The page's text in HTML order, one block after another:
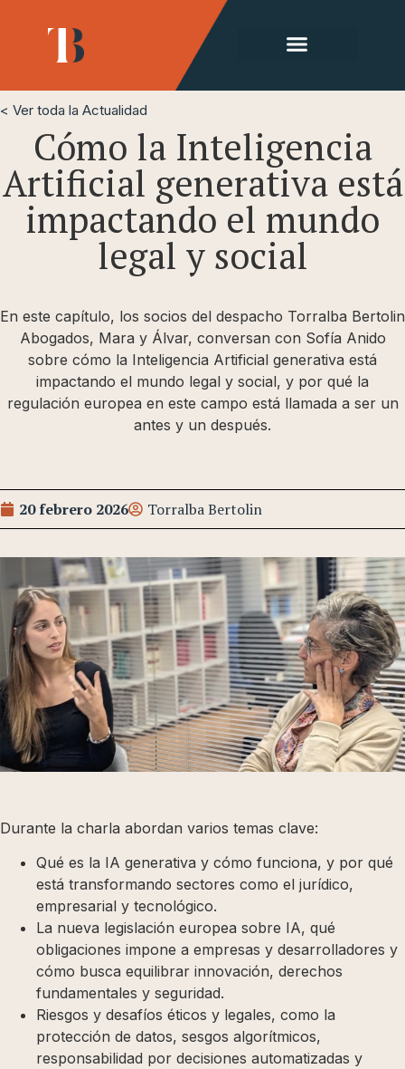
< Ver toda la Actualidad
Cómo la Inteligencia
Artificial generativa está
impactando el mundo
legal y social
En este capítulo, los socios del despacho Torralba Bertolin
Abogados, Mara y Álvar, conversan con Sofía Anido
sobre cómo la Inteligencia Artificial generativa está
impactando el mundo legal y social, y por qué la
regulación europea en este campo está llamada a ser un
antes y un después.
20 febrero 2026 Torralba Bertolin
Durante la charla abordan varios temas clave:
Qué es la IA generativa y cómo funciona, y por qué
está transformando sectores como el jurídico,
empresarial y tecnológico.
La nueva legislación europea sobre IA, qué
obligaciones impone a empresas y desarrolladores y
cómo busca equilibrar innovación, derechos
fundamentales y seguridad.
Riesgos y desafíos éticos y legales, como la
protección de datos, sesgos algorítmicos,
responsabilidad por decisiones automatizadas y